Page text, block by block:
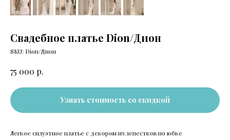
Свадебное платье Dion/Дион
SKU: Dion/Дион
75 000 р.
Узнать стоимость со скидкой
Легкое силуэтное платье с декором из лепестков по юбке